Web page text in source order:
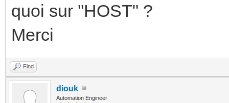
quoi sur ''HOST" ?
Merci
Find
diouk
Automation Engineer